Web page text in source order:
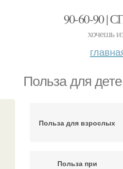
90-60-90
хочешь
Польза для
Польза для взрослых
Польза при